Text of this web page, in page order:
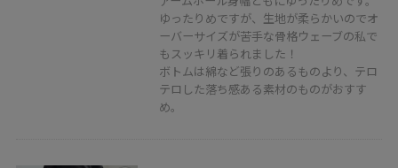
ゆったりめですが、生地が柔らかいのでオ
ーバーサイズが苦手な骨格ウェーブの私で
もスッキリ着られました！
ボトムは綿など張りのあるものより、テロ
テロした落ち感ある素材のものがおすす
め。